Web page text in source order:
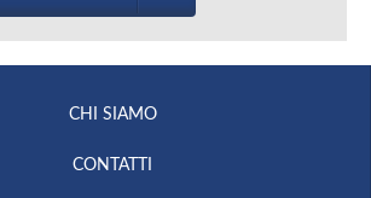
CHI SIAMO
CONTATTI